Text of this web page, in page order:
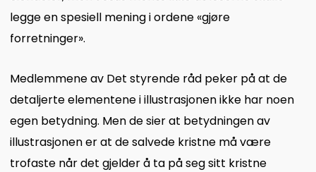
legge en spesiell mening i ordene «gjøre
forretninger».
Medlemmene av Det styrende råd peker på at de
detaljerte elementene i illustrasjonen ikke har noen
egen betydning. Men de sier at betydningen av
illustrasjonen er at de salvede kristne må være
trofaste når det gjelder å ta på seg sitt kristne